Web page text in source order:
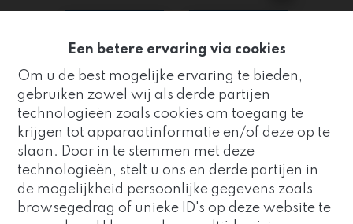
Een betere ervaring via cookies
Om u de best mogelijke ervaring te bieden,
gebruiken zowel wij als derde partijen
technologieën zoals cookies om toegang te
krijgen tot apparaatinformatie en/of deze op te
slaan. Door in te stemmen met deze
technologieën, stelt u ons en derde partijen in
de mogelijkheid persoonlijke gegevens zoals
browsegedrag of unieke ID's op deze website te
Kantoor
ZUIDRAND
Strijderstraat 8
Goed nieuws!